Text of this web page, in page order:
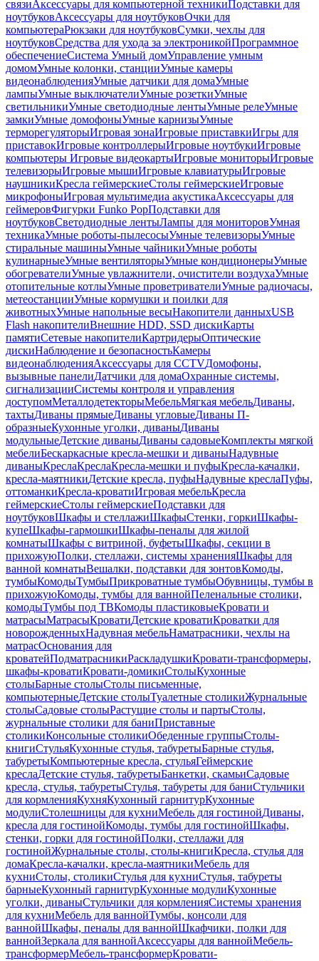
связиАксессуары для компьютерной техникиПодставки для
ноутбуковАксессуары для ноутбуковОчки для
компьютераРюкзаки для ноутбуковСумки, чехлы для
ноутбуковСредства для ухода за электроникойПрограммное
обеспечениеСистема Умный домУправление умным
домомУмные колонки, станцииУмные камеры
видеонаблюденияУмные датчики для домаУмные
лампыУмные выключателиУмные розеткиУмные
светильникиУмные светодиодные лентыУмные релеУмные
замкиУмные домофоныУмные карнизыУмные
терморегуляторыИгровая зонаИгровые приставкиИгры для
приставокИгровые контроллерыИгровые ноутбукиИгровые
компьютеры Игровые видеокартыИгровые мониторыИгровые
телевизорыИгровые мышиИгровые клавиатурыИгровые
наушникиКресла геймерскиеСтолы геймерскиеИгровые
микрофоныИгровая мультимедиа акустикаАксессуары для
геймеровФигурки Funko PopПодставки для
ноутбуковСветодиодные лентыЛампы для мониторовУмная
техникаУмные роботы-пылесосыУмные телевизорыУмные
стиральные машиныУмные чайникиУмные роботы
кулинарныеУмные вентиляторыУмные кондиционерыУмные
обогревателиУмные увлажнители, очистители воздухаУмные
отопительные котлыУмные проветривателиУмные радиочасы,
метеостанцииУмные кормушки и поилки для
животныхУмные напольные весыНакопители данныхUSB
Flash накопителиВнешние HDD, SSD дискиКарты
памятиСетевые накопителиКартридерыОптические
дискиНаблюдение и безопасностьКамеры
видеонаблюденияАксессуары для CCTVДомофоны,
вызывные панелиДатчики для домаОхранные системы,
сигнализацииСистемы контроля и управления
доступомМеталлодетекторыМебельМягкая мебельДиваны,
тахтыДиваны прямыеДиваны угловыеДиваны П-
образныеКухонные уголки, диваныДиваны
модульныеДетские диваныДиваны садовыеКомплекты мягкой
мебелиБескаркасные кресла-мешки и диваныНадувные
диваныКреслаКреслаКресла-мешки и пуфыКресла-качалки,
кресла-маятникиДетские кресла, пуфыНадувные креслаПуфы,
оттоманкиКресла-кроватиИгровая мебельКресла
геймерскиеСтолы геймерскиеПодставки для
ноутбуковШкафы и стеллажиШкафыСтенки, горкиШкафы-
купеШкафы-гармошкиШкафы-пеналы для жилой
комнатыШкафы с витриной, буфетыШкафы, секции в
прихожуюПолки, стеллажи, системы храненияШкафы для
ванной комнатыВешалки, подставки для зонтовКомоды,
тумбыКомодыТумбыПрикроватные тумбыОбувницы, тумбы в
прихожуюКомоды, тумбы для ваннойПеленальные столики,
комодыТумбы под ТВКомоды пластиковыеКровати и
матрасыМатрасыКроватиДетские кроватиКроватки для
новорожденныхНадувная мебельНаматрасники, чехлы на
матрасОснования для
кроватейПодматрасникиРаскладушкиКровати-трансформеры,
шкафы-кроватиКровати-домикиСтолыКухонные
столыБарные столыСтолы письменные,
компьютерныеДетские столыТуалетные столикиЖурнальные
столыСадовые столыРастущие столы и партыСтолы,
журнальные столики для баниПриставные
столикиКонсольные столикиОбеденные группыСтолы-
книгиСтульяКухонные стулья, табуретыБарные стулья,
табуретыКомпьютерные кресла, стульяГеймерские
креслаДетские стулья, табуретыБанкетки, скамьиСадовые
кресла, стулья, табуретыСтулья, табуреты для баниСтульчики
для кормленияКухняКухонный гарнитурКухонные
модулиСтолешницы для кухниМебель для гостинойДиваны,
кресла для гостинойКомоды, тумбы для гостинойШкафы,
стенки, горки для гостинойПолки, стеллажи для
гостинойЖурнальные столы, столы-книгиКресла, стулья для
домаКресла-качалки, кресла-маятникиМебель для
кухниСтолы, столикиСтулья для кухниСтулья, табуреты
барныеКухонный гарнитурКухонные модулиКухонные
уголки, диваныСтульчики для кормленияСистемы хранения
для кухниМебель для ваннойТумбы, консоли для
ваннойШкафы, пеналы для ваннойШкафчики, полки для
ваннойЗеркала для ваннойАксессуары для ваннойМебель-
трансформерМебель-трансформерКровати-